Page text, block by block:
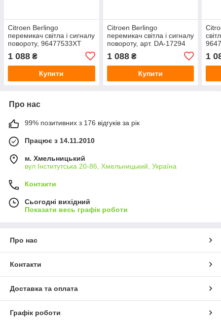
Citroen Berlingo
перемикач світла і сигналу
повороту, 96477533XT
1 088 ₴
Купити
Citroen Berlingo
перемикач світла і сигналу
повороту, арт. DA-17294
1 088₴
Купити
1
Про нас
99% позитивних з 176 відгуків за рік
Працює з 14.11.2010
м. Хмельницький
вул Інститутська 20-86, Хмельницький, Україна
Контакти
Сьогодні вихідний
Показати весь графік роботи
Про нас
Контакти
Доставка та оплата
Графік роботи